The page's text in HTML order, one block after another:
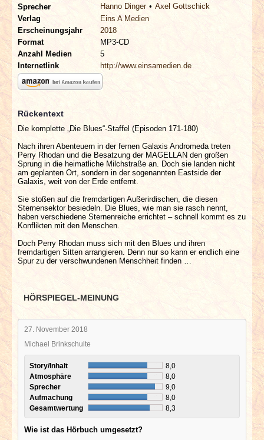
Sprecher
Hanno Dinger
Axel Gottschick
Verlag
Eins A Medien
Erscheinungsjahr
2018
Format
MP3-CD
Anzahl Medien
5
Internetlink
http://www.einsamedien.de
Rückentext
Die komplette „Die Blues“-Staffel (Episoden 171-180)
Nach ihren Abenteuern in der fernen Galaxis Andromeda treten
Perry Rhodan und die Besatzung der MAGELLAN den großen
Sprung in die heimatliche Milchstraße an. Doch sie landen nicht
am geplanten Ort, sondern in der sogenannten Eastside der
Galaxis, weit von der Erde entfernt.
Sie stoßen auf die fremdartigen Außerirdischen, die diesen
Sternensektor besiedeln. Die Blues, wie man sie rasch nennt,
haben verschiedene Sternenreiche errichtet – schnell kommt es zu
Konflikten mit den Menschen.
Doch Perry Rhodan muss sich mit den Blues und ihren
fremdartigen Sitten arrangieren. Denn nur so kann er endlich eine
Spur zu der verschwundenen Menschheit finden …
HÖRSPIEGEL-MEINUNG
27. November 2018
Michael Brinkschulte
Story/Inhalt
8,0
Atmosphäre
8,0
Sprecher
9,0
Aufmachung
8,0
Gesamtwertung
8,3
Wie ist das Hörbuch umgesetzt?